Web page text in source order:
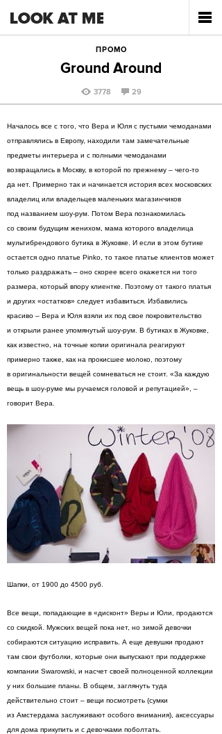
ПРОМО
Ground Around
3778 29
Началось все с того, что Вера и Юля с пустыми чемоданами
отправлялись в Европу, находили там замечательные
предметы интерьера и с полными чемоданами
возвращались в Москву, в которой по прежнему – чего-то
да нет. Примерно так и начинается история всех московских
владелиц или владельцев маленьких магазинчиков
под названием шоу-рум. Потом Вера познакомилась
со своим будущим женихом, мама которого владелица
мультибрендового бутика в Жуковке. И если в этом бутике
остается одно платье Pinko, то такое платье клиентов может
только раздражать – оно скорее всего окажется ни того
размера, который впору клиентке. Поэтому от такого платья
и других «остатков» следует избавиться. Избавились
красиво – Вера и Юля взяли их под свое покровительство
и открыли ранее упомянутый шоу-рум. В бутиках в Жуковке,
как известно, на точные копии оригинала реагируют
примерно также, как на прокисшее молоко, поэтому
в оригинальности вещей сомневаться не стоит. «За каждую
вещь в шоу-руме мы ручаемся головой и репутацией», –
говорит Вера.
Шапки, от 1900 до 4500 руб.
Все вещи, попадающие в «дисконт» Веры и Юли, продаются
со скидкой. Мужских вещей пока нет, но зимой девочки
собираются ситуацию исправить. А еще девушки продают
там свои футболки, которые они выпускают при поддержке
компании Swarowski, и насчет своей полноценной коллекции
у них большие планы. В общем, заглянуть туда
действительно стоит – вещи посмотреть (сумки
из Амстердама заслуживают особого внимания), аксессуары
для дома прикупить и с девочками поболтать.